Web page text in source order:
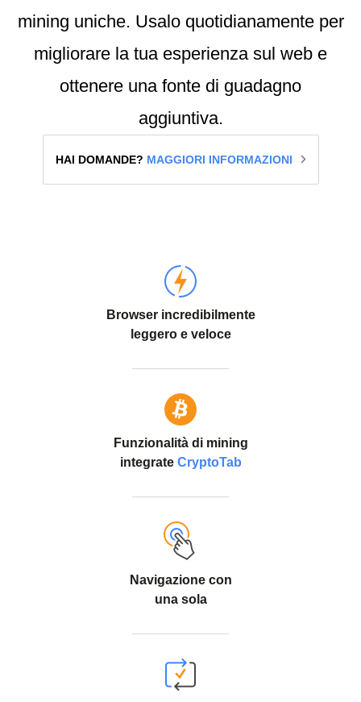
mining uniche. Usalo quotidianamente per
migliorare la tua esperienza sul web e
ottenere una fonte di guadagno
aggiuntiva.
HAI DOMANDE? MAGGIORI INFORMAZIONI
Browser incredibilmente
leggero e veloce
Funzionalità di mining
integrate CryptoTab
Navigazione con
una sola